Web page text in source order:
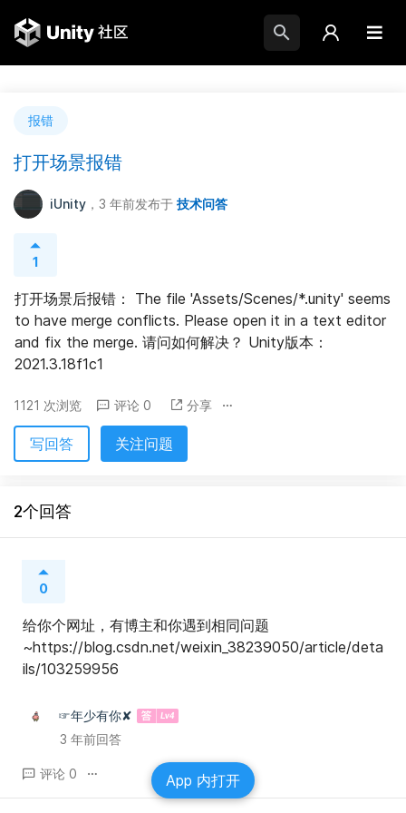
报错
打开场景报错
iUnity ，3 年前发布于 技术问答
1
打开场景后报错： The file 'Assets/Scenes/*.unity' seems
to have merge conflicts. Please open it in a text editor
and fix the merge. 请问如何解决？ Unity版本：
2021.3.18f1c1
1121 次浏览 评论 0 分享
写回答 关注问题
2个回答
0
给你个网址，有博主和你遇到相同问题
~https://blog.csdn.net/weixin_38239050/article/deta
ils/103259956
☞年少有你✘
3 年前回答
评论 0 App 内打开